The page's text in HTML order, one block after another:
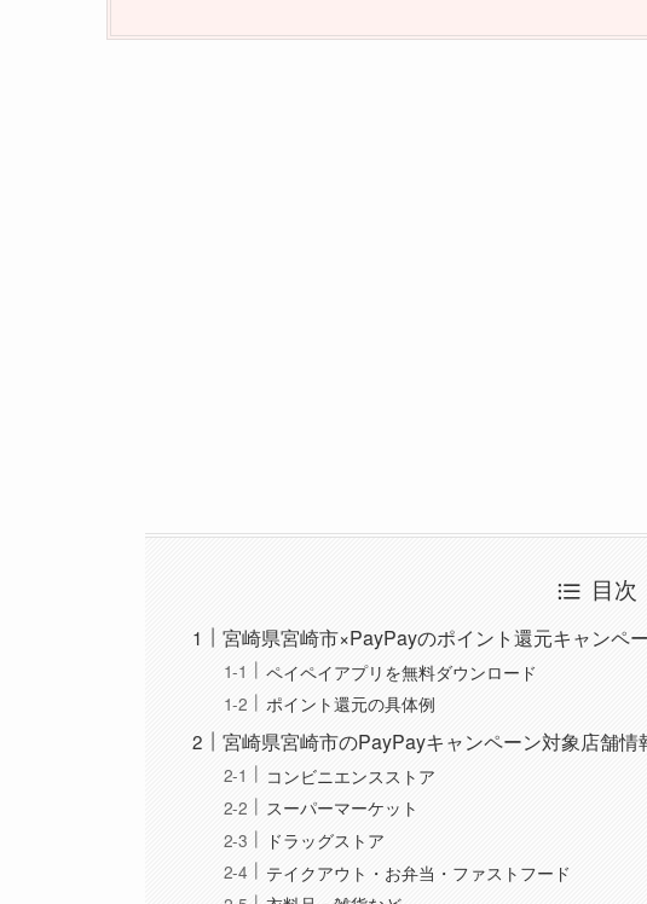
目次
宮崎県宮崎市×PayPayのポイント還元キャンペ
ペイペイアプリを無料ダウンロード
ポイント還元の具体例
宮崎県宮崎市のPayPayキャンペーン対象店舗情
コンビニエンスストア
スーパーマーケット
ドラッグストア
テイクアウト・お弁当・ファストフード